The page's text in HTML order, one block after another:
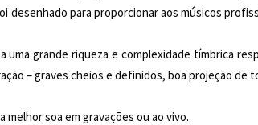
desenhado para proporcionar aos músicos
uma grande riqueza e complexidade tímbrica
– graves cheios e definidos, boa projeção de
melhor soa em gravações ou ao vivo.